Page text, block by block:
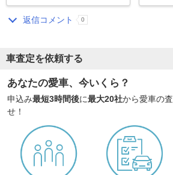
返信コメント 0
車査定を依頼する
あなたの愛車、今いくら？
申込み最短3時間後に最大20社から愛車の
せ！